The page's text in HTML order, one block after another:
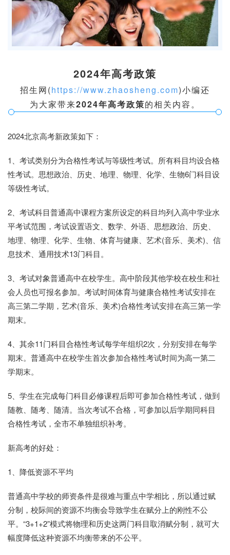
2024年高考政策
招生网(https://www.zhaosheng.com)小编还
为大家带来2024年高考政策的相关内容。
2024北京高考新政策如下：
1、考试类别分为合格性考试与等级性考试。所有科目均设合格
性考试。思想政治、历史、地理、物理、化学、生物6门科目设
等级性考试。
2、考试科目普通高中课程方案所设定的科目均列入高中学业水
平考试范围，考试设置语文、数学、外语、思想政治、历史、
地理、物理、化学、生物、体育与健康、艺术(音乐、美术)、信
息技术、通用技术13门科目。
3、考试对象普通高中在校学生。高中阶段其他学校在校生和社
会人员也可报名参加。考试时间体育与健康合格性考试安排在
高三第二学期，艺术(音乐、美术)合格性考试安排在高三第一学
期末。
4、其余11门科目合格性考试每学年组织2次，分别安排在每学
期末。普通高中在校学生首次参加合格性考试时间为高一第二
学期末。
5、学生在完成每门科目必修课程后即可参加合格性考试，做到
随教、随考、随清。当次考试不合格，可参加以后学期同科目
合格性考试，全市不单独组织补考。
新高考的好处：
1、降低资源不平均
普通高中学校的师资条件是很难与重点中学相比，所以通过赋
分制，校际间的资源不均衡会导致学生在赋分上的刚性不公
平。“3+1+2”模式将物理和历史这两门科目取消赋分制，就可大
幅度降低这种资源不均衡带来的不公平。